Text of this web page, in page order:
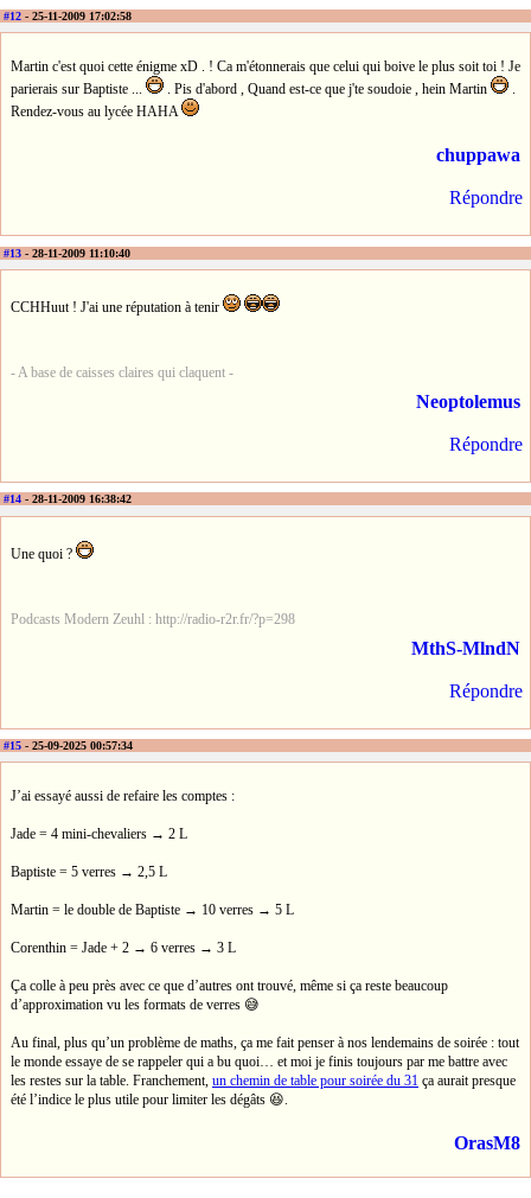
#12 - 25-11-2009 17:02:58
Martin c'est quoi cette énigme xD . ! Ca m'étonnerais que celui qui boive le plus soit toi ! Je
parierais sur Baptiste ...
. Pis d'abord , Quand est-ce que j'te soudoie , hein Martin
.
Rendez-vous au lycée HAHA
chuppawa
Répondre
#13 - 28-11-2009 11:10:40
CCHHuut ! J'ai une réputation à tenir
- A base de caisses claires qui claquent -
Neoptolemus
Répondre
#14 - 28-11-2009 16:38:42
Une quoi ?
Podcasts Modern Zeuhl : http://radio-r2r.fr/?p=298
MthS-MlndN
Répondre
#15 - 25-09-2025 00:57:34
J’ai essayé aussi de refaire les comptes :
Jade = 4 mini-chevaliers → 2 L
Baptiste = 5 verres → 2,5 L
Martin = le double de Baptiste → 10 verres → 5 L
Corenthin = Jade + 2 → 6 verres → 3 L
Ça colle à peu près avec ce que d’autres ont trouvé, même si ça reste beaucoup
d’approximation vu les formats de verres 😅
Au final, plus qu’un problème de maths, ça me fait penser à nos lendemains de soirée : tout
le monde essaye de se rappeler qui a bu quoi… et moi je finis toujours par me battre avec
les restes sur la table. Franchement, un chemin de table pour soirée du 31 ça aurait presque
été l’indice le plus utile pour limiter les dégâts 😆.
OrasM8